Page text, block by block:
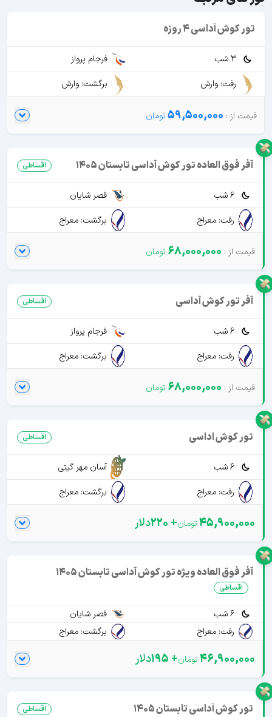
تور کوش آداسی 4 روزه
3 شب
فرجام پرواز
رفت: وارش
برگشت: وارش
59,500,000
آفر فوق العاده تور کوش آداسی تابستان 1405 اقساطی
6 شب
قصر شایان
رفت: معراج
برگشت: معراج
68,000,000
آفر تور کوش آداسی اقساطی
6 شب
فرجام پرواز
رفت: معراج
برگشت: معراج
68,000,000
تور کوش اداسی اقساطی
6 شب
آسان مهر گیتی
رفت: معراج
برگشت: معراج
45,900,000
+
220دلار
آفر فوق العاده ویژه تور کوش آداسی تابستان 1405
اقساطی
6 شب
قصر شایان
رفت: معراج
برگشت: معراج
46,900,000
+
195دلار
تور کوش آداسی تابستان 1405 اقساطی